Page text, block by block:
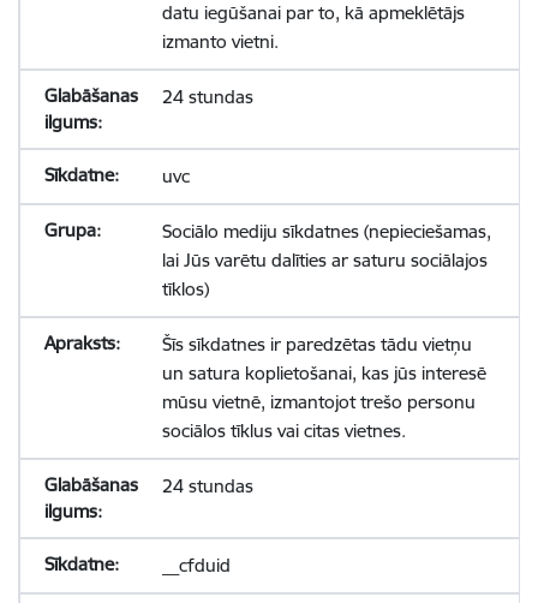
datu iegūšanai par to, kā apmeklētājs
izmanto vietni.
24 stundas
uvc
Sociālo mediju sīkdatnes (nepieciešamas,
lai Jūs varētu dalīties ar saturu sociālajos
tīklos)
Šīs sīkdatnes ir paredzētas tādu vietņu
un satura koplietošanai, kas jūs interesē
mūsu vietnē, izmantojot trešo personu
sociālos tīklus vai citas vietnes.
24 stundas
__cfduid